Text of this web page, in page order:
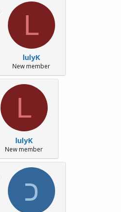
L
lulyK
New member
L
lulyK
New member
כ